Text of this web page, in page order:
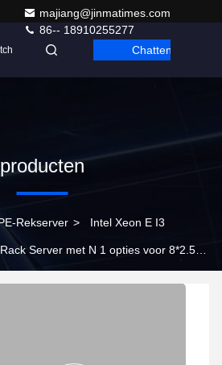
majiang@jinmatimes.com
86-- 18910255277
Chatten
producten
Rekserver > Intel Xeon E I3
Server met N 1 opties voor 8*2.5